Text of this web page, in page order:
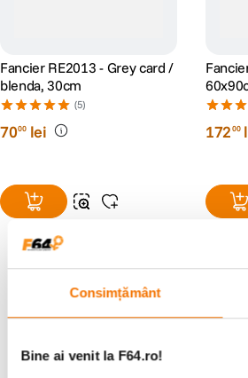
Consimțământ
Bine ai venit la F64.ro!
Fancier RE2013 - Grey card /
blenda, 30cm
(5)
7000 lei 17200
Alatura-te
ghiduri foto-video si oferte